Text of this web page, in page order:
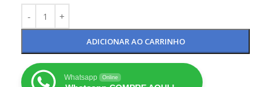
ADICIONAR AO CARRINHO
Whatsapp Online